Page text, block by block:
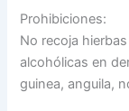
Prohibiciones:
No recoja
alcohólicas en
guinea, anguila,